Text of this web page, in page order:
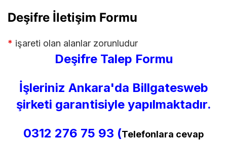
Deşifre İletişim Formu
* işareti olan alanlar zorunludur
Deşifre Talep Formu
İşleriniz Ankara'da Billgatesweb
şirketi garantisiyle yapılmaktadır.
0312 276 75 93 (Telefonlara cevap